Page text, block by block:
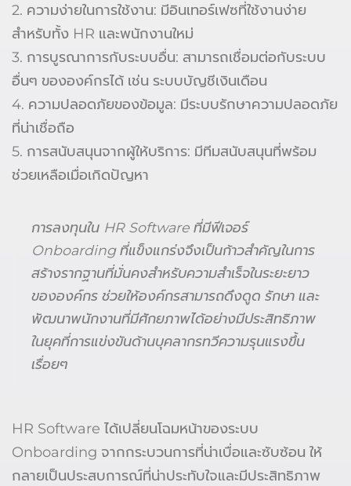
2. ความง่ายในการใช้งาน: มีอินเทอร์เฟซที่ใช้งานง่าย
สำหรับทั้ง HR และพนักงานใหม่
3. การบูรณาการกับระบบอื่น: สามารถเชื่อมต่อกับระบบ
อื่นๆ ขององค์กรได้ เช่น ระบบบัญชีเงินเดือน
4. ความปลอดภัยของข้อมูล: มีระบบรักษาความปลอดภัย
ที่น่าเชื่อถือ
5. การสนับสนุนจากผู้ให้บริการ: มีทีมสนับสนุนที่พร้อม
ช่วยเหลือเมื่อเกิดปัญหา
การลงทุนใน HR Software ที่มีฟีเจอร์
Onboardingที่แข็งแกร่งจึงเป็นก้าวสำคัญในการ
สร้างรากฐานที่มั่นคงสำหรับความสำเร็จในระยะยาว
ขององค์กร ช่วยให้องค์กรสามารถดึงดูด รักษา และ
พัฒนาพนักงานที่มีศักยภาพได้อย่างมีประสิทธิภาพ
ในยุคที่การแข่งขันด้านบุคลากรทวีความรุนแรงขึ้น
เรื่อยๆ
HR Software ได้เปลี่ยนโฉมหน้าของระบบ
Onboarding จากกระบวนการที่น่าเบื่อและซับซ้อน ให้
กลายเป็นประสบการณ์ที่น่าประทับใจและมีประสิทธิภาพ